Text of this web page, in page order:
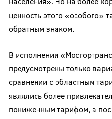
ценность этого «особого»
обратным знаком.
В исполнении
предусмотрены только
сравнении с областным
являлись более
пониженным тарифом, а